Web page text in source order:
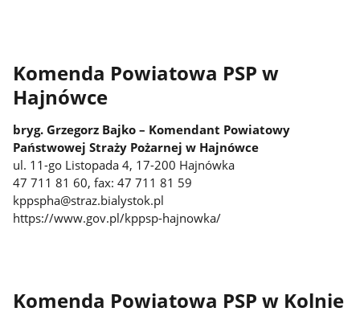
Komenda Powiatowa PSP w
Hajnówce
bryg. Grzegorz Bajko – Komendant Powiatowy
Państwowej Straży Pożarnej w Hajnówce
ul. 11-go Listopada 4, 17-200 Hajnówka
47 711 81 60, fax: 47 711 81 59
kppspha@straz.bialystok.pl
https://www.gov.pl/kppsp-hajnowka/
Komenda Powiatowa PSP w Kolnie